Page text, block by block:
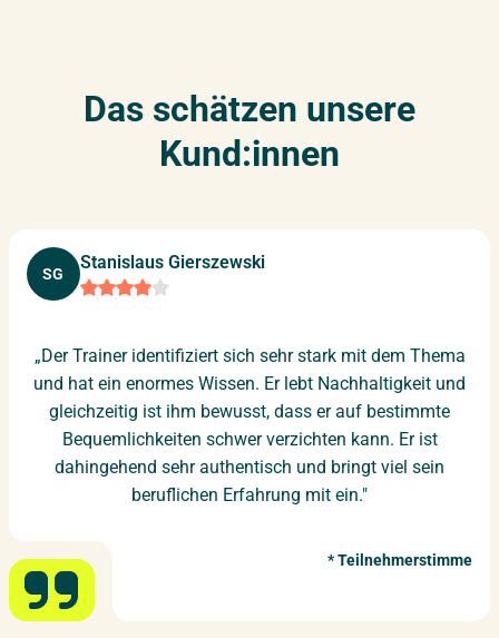
Das schätzen unsere
Kund:innen
SG
Stanislaus Gierszewski
„Der Trainer identifiziert sich sehr stark mit dem Thema
und hat ein enormes Wissen. Er lebt Nachhaltigkeit und
gleichzeitig ist ihm bewusst, dass er auf bestimmte
Bequemlichkeiten schwer verzichten kann. Er ist
dahingehend sehr authentisch und bringt viel sein
beruflichen Erfahrung mit ein."
Teilnehmerstimme